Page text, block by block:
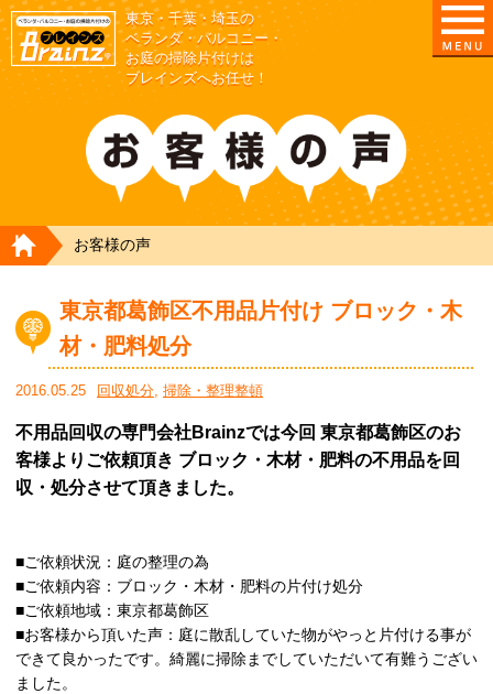
東京/埼玉/千葉/神奈川の ベランダ・庭の清掃片付け
東京・千葉・埼玉の
ベランダ・バルコニー・
お庭の掃除片付けは
ブレインズへお任せ！
HOME
お客様の声
東京都葛飾区不用品片付け ブロック・木
材・肥料処分
2016.05.25 回収処分, 掃除・整理整頓
不用品回収の専門会社Brainzでは今回 東京都葛飾区のお
客様よりご依頼頂き ブロック・木材・肥料の不用品を回
収・処分させて頂きました。
■ご依頼状況：庭の整理の為
■ご依頼内容：ブロック・木材・肥料の片付け処分
■ご依頼地域：東京都葛飾区
■お客様から頂いた声：庭に散乱していた物がやっと片付ける事が
できて良かったです。綺麗に掃除までしていただいて有難うござい
ました。